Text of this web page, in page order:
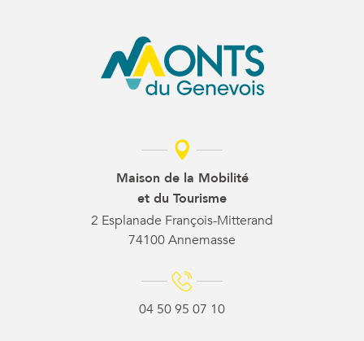
Maison de la Mobilité
et du Tourisme
2 Esplanade François-Mitterand
74100 Annemasse
04 50 95 07 10